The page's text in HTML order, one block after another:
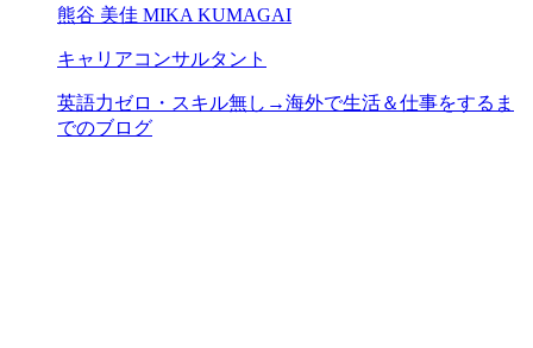
熊谷 美佳 MIKA KUMAGAI
キャリアコンサルタント
英語力ゼロ・スキル無し→海外で生活＆仕事をするま
でのブログ